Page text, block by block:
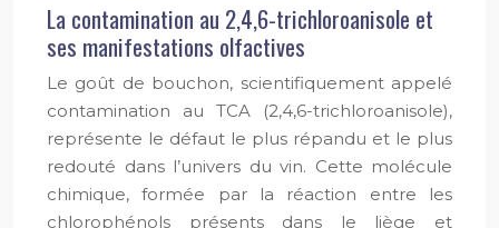
La contamination au 2,4,6-trichloroanisole et
ses manifestations olfactives
Le goût de bouchon, scientifiquement appelé
contamination au TCA (2,4,6-trichloroanisole),
représente le défaut le plus répandu et le plus
redouté dans l’univers du vin. Cette molécule
chimique, formée par la réaction entre les
chlorophénols présents dans le liège et